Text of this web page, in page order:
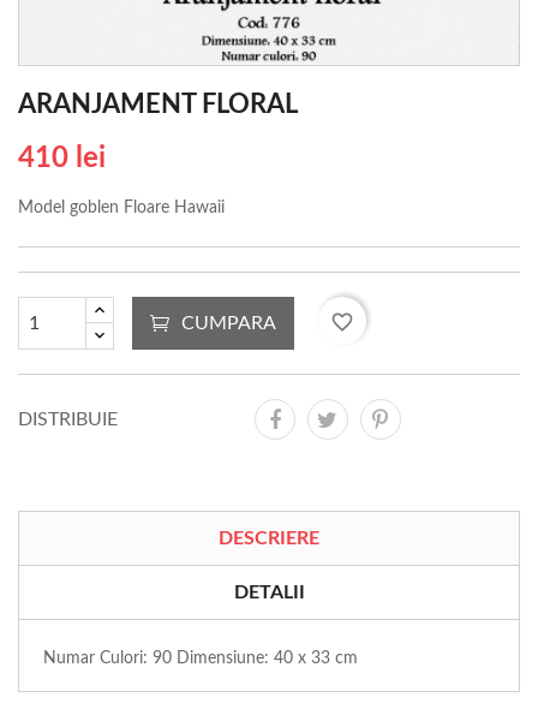
ARANJAMENT FLORAL
410 lei
Model goblen Floare Hawaii
CUMPARA favorite_border
DISTRIBUIE
DESCRIERE
DETALII
Numar Culori: 90 Dimensiune: 40 x 33 cm